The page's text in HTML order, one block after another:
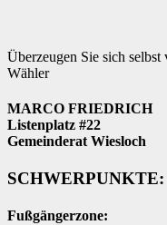
Überzeugen Sie sich
Wähler
MARCO FRIEDRICH
Listenplatz #22
Gemeinderat Wiesloch
SCHWERPUNKTE:
Fußgängerzone: